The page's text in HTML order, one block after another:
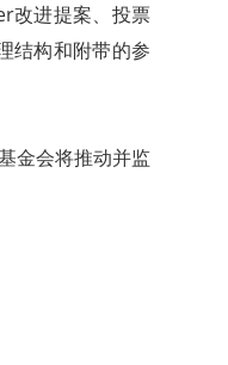
改进提案、投票
结构和附带的参
金会将推动并监